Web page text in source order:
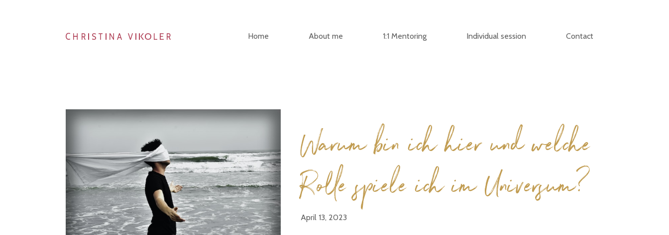
Home About me 1:1 Mentoring Individual session Contact
Warum bin ich hier und welche
Rolle spiele ich im Universum?
April 13, 2023